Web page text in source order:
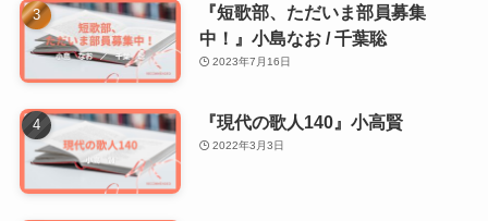
『短歌部、ただいま部員募集
中！』小島なお / 千葉聡
2023年7月16日
『現代の歌人140』小高賢
2022年3月3日